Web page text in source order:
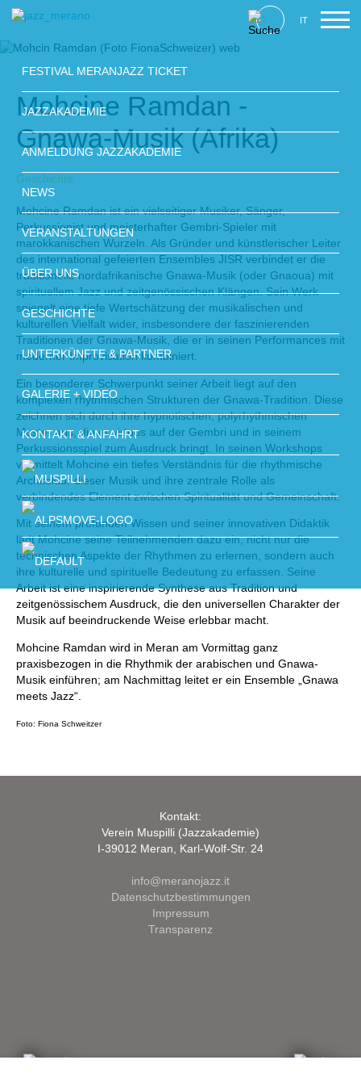
Mohcine Ramdan -
Gnawa-Musik (Afrika)
Geschichte
Mohcine Ramdan ist ein vielseitiger Musiker, Sänger,
Perkussionist und meisterhafter Gembri-Spieler mit
marokkanischen Wurzeln. Als Gründer und künstlerischer Leiter
des international gefeierten Ensembles JISR verbindet er die
traditionelle nordafrikanische Gnawa-Musik (oder Gnaoua) mit
spirituellem Jazz und zeitgenössischen Klängen. Sein Werk
spiegelt eine tiefe Wertschätzung der musikalischen und
kulturellen Vielfalt wider, insbesondere der faszinierenden
Traditionen der Gnawa-Musik, die er in seinen Performances mit
moderner Improvisation kombiniert.
Ein besonderer Schwerpunkt seiner Arbeit liegt auf den
komplexen rhythmischen Strukturen der Gnawa-Tradition. Diese
zeichnen sich durch ihre hypnotischen, polyrhythmischen
Muster aus, die er virtuos auf der Gembri und in seinem
Perkussionsspiel zum Ausdruck bringt. In seinen Workshops
vermittelt Mohcine ein tiefes Verständnis für die rhythmische
Architektur dieser Musik und ihre zentrale Rolle als
verbindendes Element zwischen Spiritualität und Gemeinschaft.
Mit seinem profunden Wissen und seiner innovativen Didaktik
lädt Mohcine seine Teilnehmenden dazu ein, nicht nur die
technischen Aspekte der Rhythmen zu erlernen, sondern auch
ihre kulturelle und spirituelle Bedeutung zu erfassen. Seine
Arbeit ist eine inspirierende Synthese aus Tradition und
zeitgenössischem Ausdruck, die den universellen Charakter der
Musik auf beeindruckende Weise erlebbar macht.
Mohcine Ramdan wird in Meran am Vormittag ganz
praxisbezogen in die Rhythmik der arabischen und Gnawa-
Musik einführen; am Nachmittag leitet er ein Ensemble „Gnawa
meets Jazz“.
Foto: Fiona Schweitzer
IT
FESTIVAL MERANJAZZ TICKET
JAZZAKADEMIE
ANMELDUNG JAZZAKADEMIE
NEWS
VERANSTALTUNGEN
ÜBER UNS
GESCHICHTE
UNTERKÜNFTE & PARTNER
GALERIE + VIDEO
KONTAKT & ANFAHRT
Kontakt:
Verein Muspilli (Jazzakademie)
I-39012 Meran, Karl-Wolf-Str. 24
info@meranojazz.it
Datenschutzbestimmungen
Impressum
Transparenz